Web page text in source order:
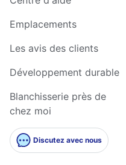
Emplacements
Les avis des clients
Développement durable
Blanchisserie près de
chez moi
Discutez avec nous